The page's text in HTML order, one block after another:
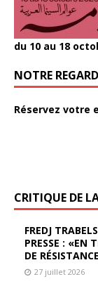
du 10 au 18
NOTRE REGARD
Réservez votre
CRITIQUE DE
FREDJ
PRESSE : «EN
DE
27 juillet 2026